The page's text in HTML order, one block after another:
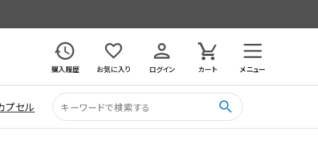
購入履歴
お気に入り ログイン カート メニュー
プセル search